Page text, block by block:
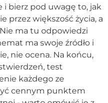
i bierz pod uwagę to, jak
przez większość życia, a
ma tu odpowiedzi
ma swoje źródło i
nie ocena. Na końcu,
test
każdego ze
cennym punktem